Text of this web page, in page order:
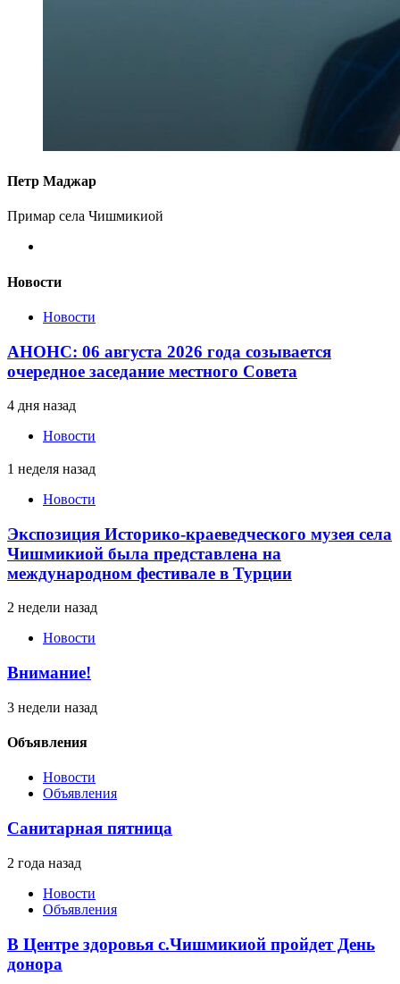
Петр Маджар
Примар села Чишмикиой
Новости
Новости
АНОНС: 06 августа 2026 года созывается
очередное заседание местного Совета
4 дня назад
Новости
1 неделя назад
Новости
Экспозиция Историко-краеведческого музея села
Чишмикиой была представлена на
международном фестивале в Турции
2 недели назад
Новости
Внимание!
3 недели назад
Объявления
Новости
Объявления
Санитарная пятница
2 года назад
Новости
Объявления
В Центре здоровья с.Чишмикиой пройдет День
донора